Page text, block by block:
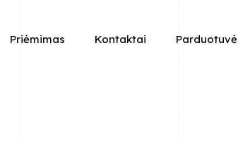
Priėmimas Kontaktai Parduotuvė